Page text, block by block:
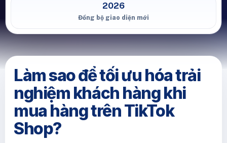
2026
Đồng bộ giao diện mới
Làm sao để tối ưu hóa trải
nghiệm khách hàng khi
mua hàng trên TikTok
Shop?